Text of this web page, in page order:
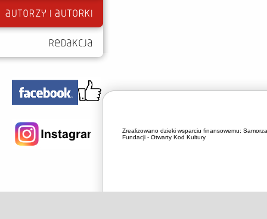
Zrealizowano dzieki wsparciu finansowemu:
Fundacji - Otwarty Kod Kultury